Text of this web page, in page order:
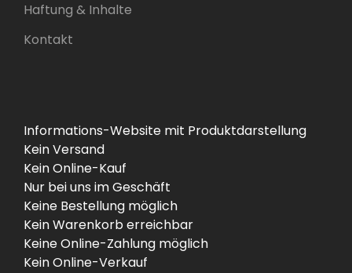
Haftung & Inhalte
Kontakt
Informations-Website mit Produktdarstellung
Kein Versand
Kein Online-Kauf
Nur bei uns im Geschäft
Keine Bestellung möglich
Kein Warenkorb erreichbar
Keine Online-Zahlung möglich
Kein Online-Verkauf